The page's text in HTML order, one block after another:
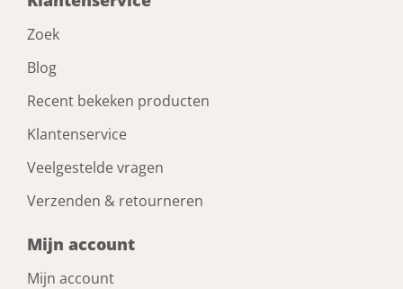
Zoek
Blog
Recent bekeken producten
Klantenservice
Veelgestelde vragen
Verzenden & retourneren
Mijn account
Mijn account